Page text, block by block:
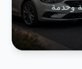
وخدمة